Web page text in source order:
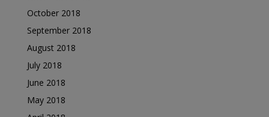
October 2018
September 2018
August 2018
July 2018
June 2018
May 2018